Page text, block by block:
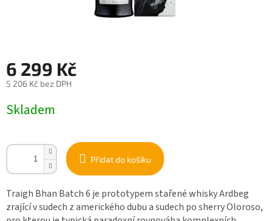
6 299 Kč
5 206 Kč bez DPH
cena:
Skladem
Přidat do košíku
Traigh Bhan Batch 6 je prototypem stařené whisky Ardbeg
zrající v sudech z amerického dubu a sudech po sherry Oloroso,